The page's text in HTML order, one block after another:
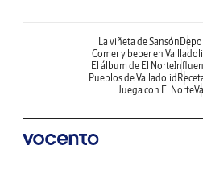
La viñeta de Sansón
Comer y beber en
El álbum de El Norte
Pueblos de Valladolid
Juega con El Norte